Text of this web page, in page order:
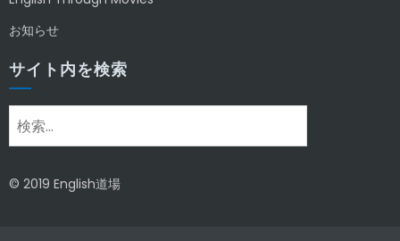
お知らせ
サイト内を検索
検
索:
© 2019 English道場